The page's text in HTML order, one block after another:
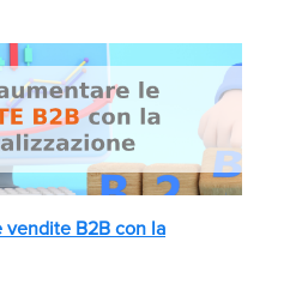
vendite B2B con la